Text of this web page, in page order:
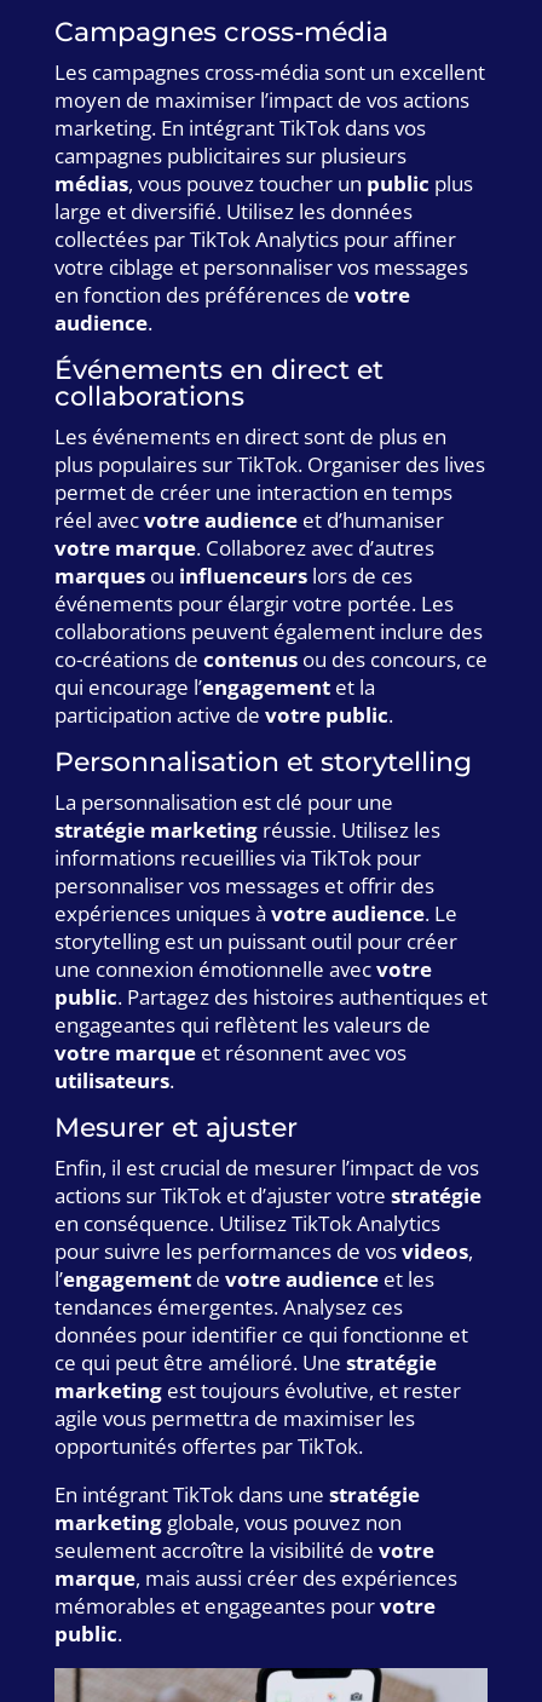
Campagnes cross-média
Les campagnes cross-média sont un excellent
moyen de maximiser l’impact de vos actions
marketing. En intégrant TikTok dans vos
campagnes publicitaires sur plusieurs
médias, vous pouvez toucher un public plus
large et diversifié. Utilisez les données
collectées par TikTok Analytics pour affiner
votre ciblage et personnaliser vos messages
en fonction des préférences de votre
audience.
Événements en direct et
collaborations
Les événements en direct sont de plus en
plus populaires sur TikTok. Organiser des lives
permet de créer une interaction en temps
réel avecvotre audienceet d’humaniser
votre marque. Collaborez avec d’autres
marquesou influenceurslors de ces
événements pour élargir votre portée. Les
collaborations peuvent également inclure des
co-créations de contenusou des concours, ce
qui encourage l’engagementet la
participation active de votre public.
Personnalisation et storytelling
La personnalisation est clé pour une
stratégie marketingréussie. Utilisez les
informations recueillies via TikTok pour
personnaliser vos messages et offrir des
expériences uniques à votre audience. Le
storytelling est un puissant outil pour créer
une connexion émotionnelle avecvotre
public. Partagez des histoires authentiques et
engageantes qui reflètent les valeurs de
votre marqueet résonnent avec vos
utilisateurs.
Mesurer et ajuster
Enfin, il est crucial de mesurer l’impact de vos
actions sur TikTok et d’ajuster votre stratégie
en conséquence. Utilisez TikTok Analytics
pour suivre les performances de vosvideos,
l’engagementde votre audienceet les
tendances émergentes. Analysez ces
données pour identifier ce qui fonctionne et
ce qui peut être amélioré. Une stratégie
marketingest toujours évolutive, et rester
agile vous permettra de maximiser les
opportunités offertes par TikTok.
En intégrant TikTok dans une stratégie
marketingglobale, vous pouvez non
seulement accroître la visibilité de votre
marque, mais aussi créer des expériences
mémorables et engageantes pourvotre
public.